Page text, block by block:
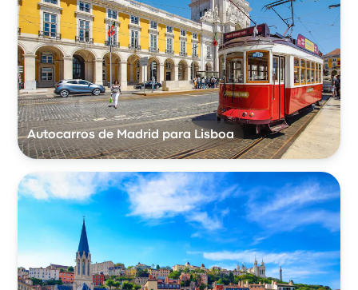
Autocarros de Madrid para Lisboa